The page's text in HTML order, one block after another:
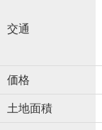
交通
価格
土地面積